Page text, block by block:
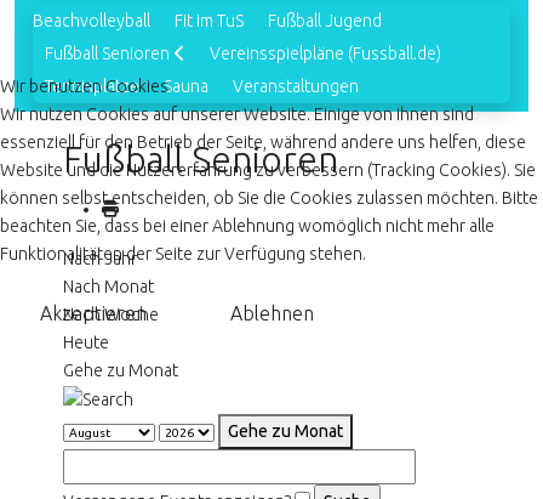
Beachvolleyball Fit im TuS
Fußball Jugend
Fußball Senioren
Vereinsspielpläne (Fussball.de)
Tennisplätze
Sauna Veranstaltungen
Fußball Senioren
Nach Jahr
Nach Monat
Nach Woche
Heute
Gehe zu Monat
Gehe zu Monat
Wir benutzen Cookies
Wir nutzen Cookies auf unserer Website. Einige von ihnen sind
essenziell für den Betrieb der Seite, während andere uns helfen, diese
Website und die Nutzererfahrung zu verbessern (Tracking Cookies). Sie
können selbst entscheiden, ob Sie die Cookies zulassen möchten. Bitte
beachten Sie, dass bei einer Ablehnung womöglich nicht mehr alle
Funktionalitäten der Seite zur Verfügung stehen.
Akzeptieren Ablehnen